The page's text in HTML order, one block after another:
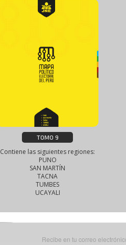
TOMO 9
Contiene las siguientes regiones:
PUNO
SAN MARTÍN
TACNA
TUMBES
UCAYALI
Recibe en tu correo